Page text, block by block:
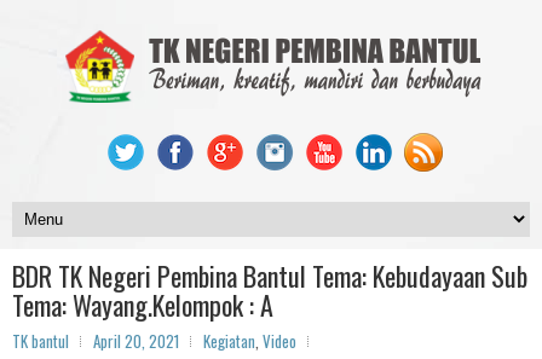
BDR TK Negeri Pembina Bantul Tema: Kebudayaan Sub
Tema: Wayang.Kelompok : A
TK bantul April 20, 2021 Kegiatan, Video